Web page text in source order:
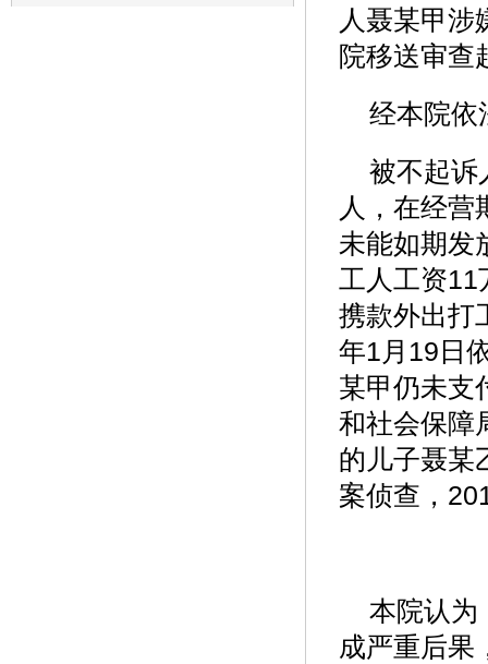
人聂某甲涉
院移送审查
经本院依
被不起诉
人，在经营
未能如期发
工人工资11
携款外出打
年1月19日
某甲仍未支
和社会保障
的儿子聂某
案侦查，
本院认为
成严重后果